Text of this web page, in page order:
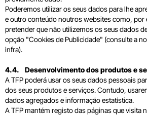
Poderemos utilizar os seus dados para lhe
e outro conteúdo noutros websites como, por
pretender que não utilizemos os seus dados
opção "Cookies de Publicidade" (consulte a
infra).
4.4. Desenvolvimento dos produtos e
A TFP poderá usar os seus dados pessoais
dos seus produtos e serviços. Contudo,
dados agregados e informação estatística.
A TFP mantém registo das páginas que visita